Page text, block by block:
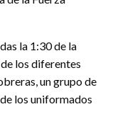
la 1:30 de la
los diferentes
un grupo de
los uniformados